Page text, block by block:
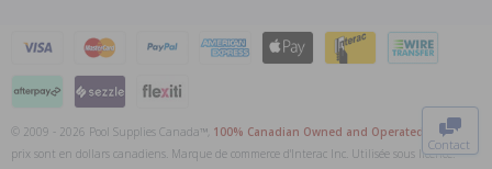
Contact
© 2009 - 2026 Pool Supplies Canada™, 100% Canadian Owned and Operated
. Tous les
prix sont en dollars canadiens. Marque de commerce d'Interac Inc. Utilisée sous licence.